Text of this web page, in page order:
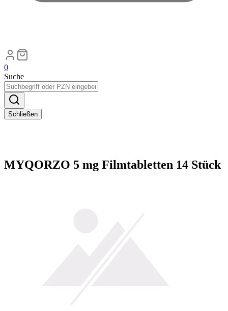
0
Suche
Schließen
MYQORZO 5 mg Filmtabletten 14 Stück